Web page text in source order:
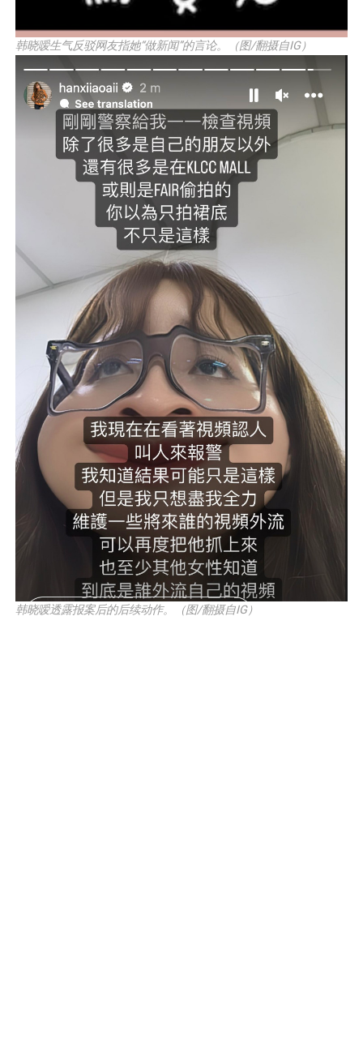
韩晓嗳生气反驳网友指她“做新闻”的言论。（图/翻摄自IG）
韩晓嗳透露报案后的后续动作。（图/翻摄自IG）